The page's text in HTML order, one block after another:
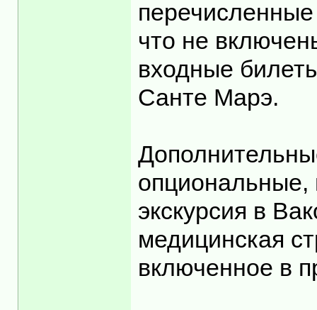
что не
входные
Санте Марэ.
опциональные,
экскурсия в
медицинская
включенное в